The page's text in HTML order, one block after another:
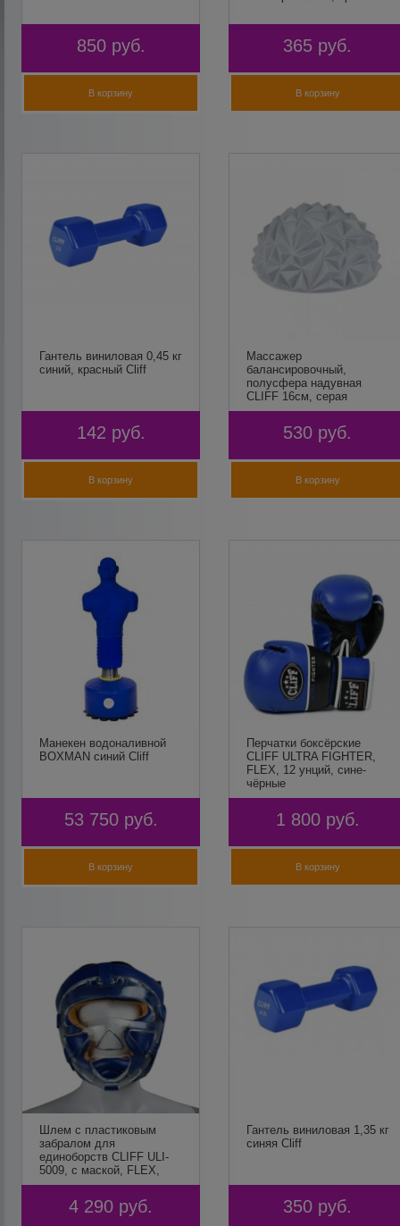
850 руб.
В корзину
365 руб.
В корзину
Гантель виниловая 0,45 кг
синий, красный Cliff
142 руб.
В корзину
Массажер
балансировочный,
полусфера надувная
CLIFF 16см, серая
530 руб.
В корзину
Манекен водоналивной
BOXMAN синий Cliff
53 750 руб.
В корзину
Перчатки боксёрские
CLIFF ULTRA FIGHTER,
FLEX, 12 унций, сине-
чёрные
1 800 руб.
В корзину
Шлем с пластиковым
забралом для
единоборств CLIFF ULI-
5009, с маской, FLEX,
синий
4 290 руб.
Гантель виниловая 1,35 кг
синяя Cliff
350 руб.